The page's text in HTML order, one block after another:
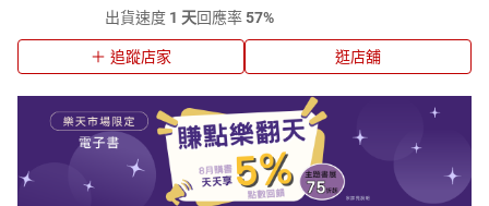
出貨速度 1 天回應率57%
追蹤店家 逛店舖